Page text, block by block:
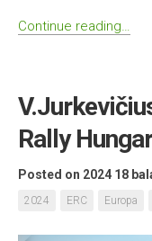
Continue reading…
Rally
Posted on 2024 18
2024 ERC Europa